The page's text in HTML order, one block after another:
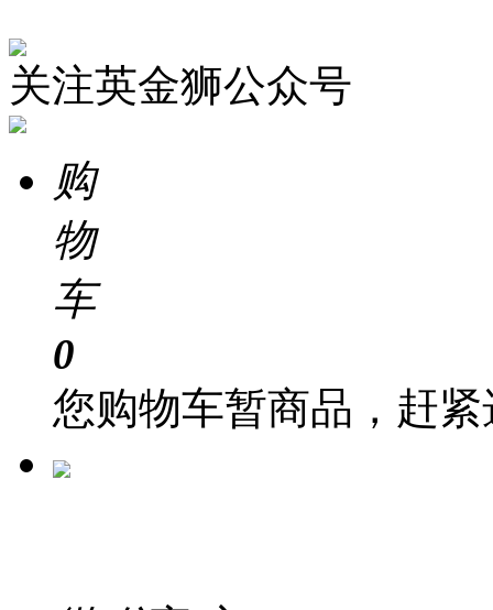
关注英金狮公众号
购
物
车
0
您购物车暂商品，赶